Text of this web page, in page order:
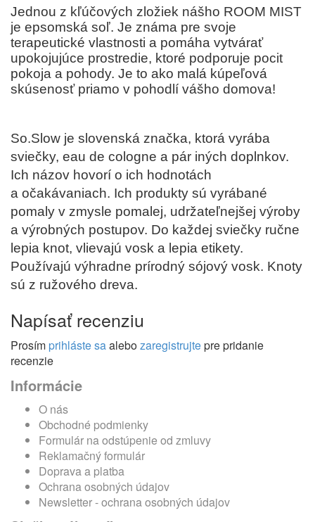
Jednou z kľúčových zložiek nášho ROOM MIST
je epsomská soľ. Je známa pre svoje
terapeutické vlastnosti a pomáha vytvárať
upokojujúce prostredie, ktoré podporuje pocit
pokoja a pohody. Je to ako malá kúpeľová
skúsenosť priamo v pohodlí vášho domova!
So.Slow je slovenská značka, ktorá vyrába
sviečky, eau de cologne a pár iných doplnkov.
Ich názov hovorí o ich hodnotách
a očakávaniach. Ich produkty sú vyrábané
pomaly v zmysle pomalej, udržateľnejšej výroby
a výrobných postupov. Do každej sviečky ručne
lepia knot, vlievajú vosk a lepia etikety.
Používajú výhradne prírodný sójový vosk. Knoty
sú z ružového dreva.
Napísať recenziu
Prosím prihláste saalebozaregistrujtepre pridanie
recenzie
Informácie
O nás
Obchodné podmienky
Formulár na odstúpenie od zmluvy
Reklamačný formulár
Doprava a platba
Ochrana osobných údajov
Newsletter - ochrana osobných údajov